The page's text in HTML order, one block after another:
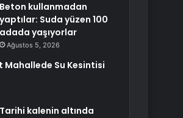
Beton kullanmadan
yaptılar: Suda yüzen 100
adada yaşıyorlar
Ağustos 5, 2026
Mahallede Su Kesintisi
Tarihi kalenin altında